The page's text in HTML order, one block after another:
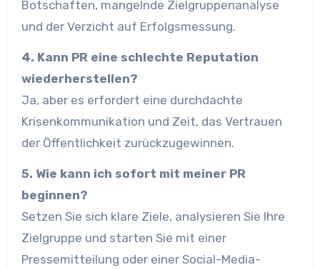
Botschaften, mangelnde Zielgruppenanalyse
und der Verzicht auf Erfolgsmessung.
4. Kann PR eine schlechte Reputation
wiederherstellen?
Ja, aber es erfordert eine durchdachte
Krisenkommunikation und Zeit, das Vertrauen
der Öffentlichkeit zurückzugewinnen.
5. Wie kann ich sofort mit meiner PR
beginnen?
Setzen Sie sich klare Ziele, analysieren Sie Ihre
Zielgruppe und starten Sie mit einer
Pressemitteilung oder einer Social-Media-